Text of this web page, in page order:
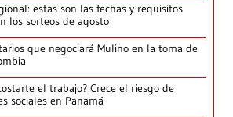
estas son las fechas y requisitos
los sorteos de agosto
que negociará Mulino en la toma de
el trabajo? Crece el riesgo de
sociales en Panamá